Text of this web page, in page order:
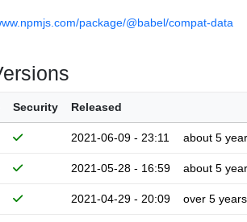
package/@babel/compat-data
Security Released
2021-06-09 - 23:11 about 5
2021-05-28 - 16:59 about 5
2021-04-29 - 20:09 over 5 years